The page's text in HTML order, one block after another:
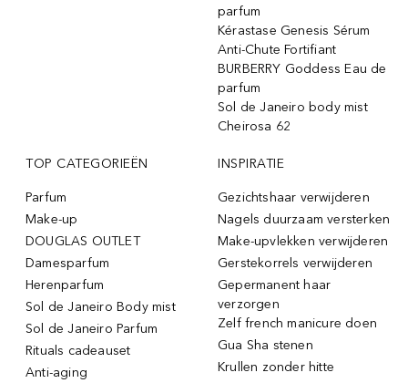
parfum
Kérastase Genesis Sérum
Anti-Chute Fortifiant
BURBERRY Goddess Eau de
parfum
Sol de Janeiro body mist
Cheirosa 62
TOP CATEGORIEËN
Parfum
Make-up
DOUGLAS OUTLET
Damesparfum
Herenparfum
Sol de Janeiro Body mist
Sol de Janeiro Parfum
Rituals cadeauset
Anti-aging
INSPIRATIE
Gezichtshaar verwijderen
Nagels duurzaam versterken
Make-upvlekken verwijderen
Gerstekorrels verwijderen
Gepermanent haar
verzorgen
Zelf french manicure doen
Gua Sha stenen
Krullen zonder hitte